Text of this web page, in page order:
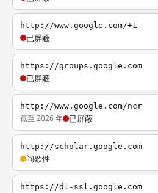
http://www.google.com/+1
已屏蔽
https://groups.google.com
已屏蔽
http://www.google.com/ncr
截至 2026 年 已屏蔽
http://scholar.google.com
间歇性
https://dl-ssl.google.com